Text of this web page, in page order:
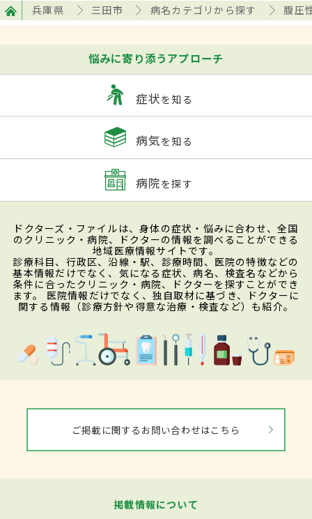
兵庫県 三田市 病名カテゴリから探す 腹圧
悩みに寄り添うアプローチ
症状を知る
病気を知る
病院を探す
ドクターズ・ファイルは、身体の症状・悩みに合わせ、全国
のクリニック・病院、ドクターの情報を調べることができる
地域医療情報サイトです。
診療科目、行政区、沿線・駅、診療時間、医院の特徴などの
基本情報だけでなく、気になる症状、病名、検査名などから
条件に合ったクリニック・病院、ドクターを探すことができ
ます。 医院情報だけでなく、独自取材に基づき、ドクターに
関する情報（診療方針や得意な治療・検査など）も紹介。
ご掲載に関するお問い合わせはこちら
掲載情報について